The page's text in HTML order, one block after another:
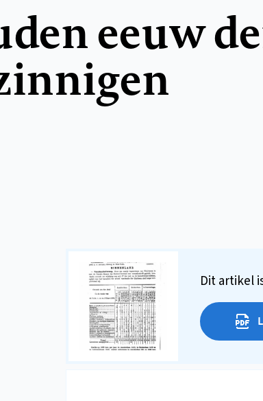
eeuw
Dit artikel